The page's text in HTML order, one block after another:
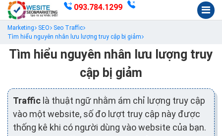
093.784.1299
Marketing SEO
Seo Traffic
Tìm hiểu nguyên nhân lưu lượng truy cập bị giảm
Tìm hiểu nguyên nhân lưu lượng truy
cập bị giảm
Traffic là thuật ngữ nhằm ám chỉ lượng truy cập
vào một website, số đo lượt truy cập này được
thống kê khi có người dùng vào website của bạn.